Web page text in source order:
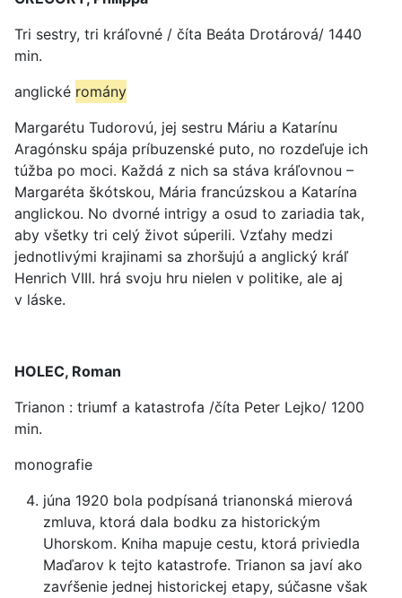
Tri sestry, tri kráľovné / číta Beáta Drotárová/ 1440
min.
anglické romány
Margarétu Tudorovú, jej sestru Máriu a Katarínu
Aragónsku spája príbuzenské puto, no rozdeľuje ich
túžba po moci. Každá z nich sa stáva kráľovnou –
Margaréta škótskou, Mária francúzskou a Katarína
anglickou. No dvorné intrigy a osud to zariadia tak,
aby všetky tri celý život súperili. Vzťahy medzi
jednotlivými krajinami sa zhoršujú a anglický kráľ
Henrich VIII. hrá svoju hru nielen v politike, ale aj
v láske.
HOLEC, Roman
Trianon : triumf a katastrofa /číta Peter Lejko/ 1200
min.
monografie
júna 1920 bola podpísaná trianonská mierová
zmluva, ktorá dala bodku za historickým
Uhorskom. Kniha mapuje cestu, ktorá priviedla
Maďarov k tejto katastrofe. Trianon sa javí ako
zavŕšenie jednej historickej etapy, súčasne však